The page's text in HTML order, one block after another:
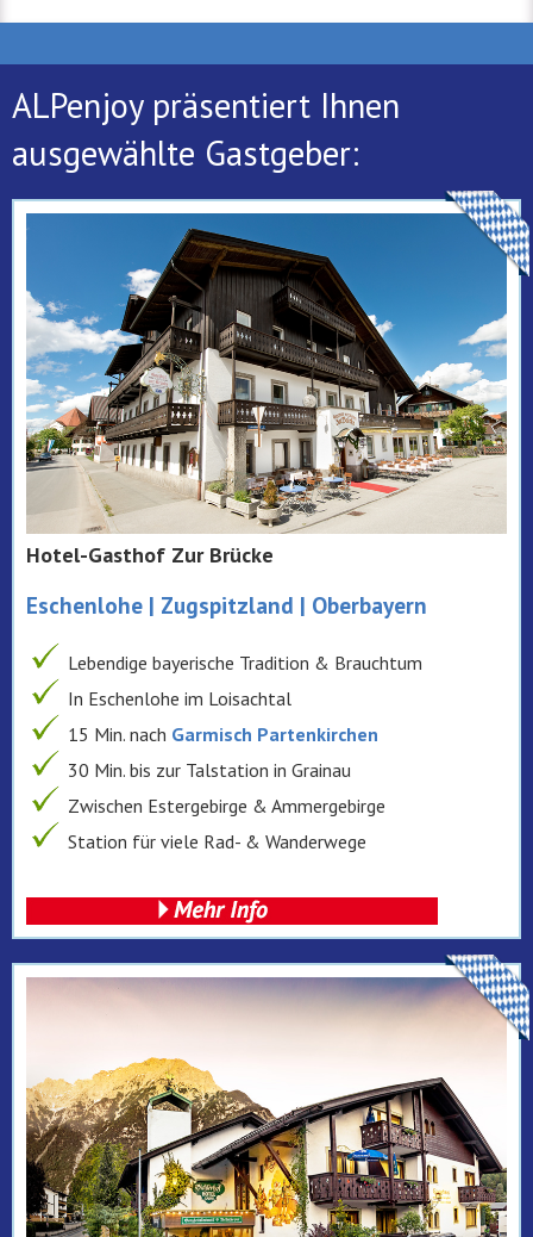
ALPenjoy präsentiert Ihnen
ausgewählte Gastgeber:
Hotel-Gasthof Zur Brücke
Eschenlohe | Zugspitzland | Oberbayern
Lebendige bayerische Tradition & Brauchtum
In Eschenlohe im Loisachtal
15 Min. nach Garmisch Partenkirchen
30 Min. bis zur Talstation in Grainau
Zwischen Estergebirge & Ammergebirge
Station für viele Rad- & Wanderwege